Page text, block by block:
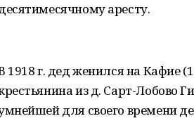
аресту.
1918 г. дед женился на Кафие
из д. Сарт-Лобово
для своего времени